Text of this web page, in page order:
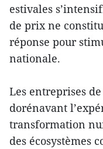
estivales
de prix ne
réponse pour
nationale.
Les entreprises
dorénavant
transformation
des écosystèmes